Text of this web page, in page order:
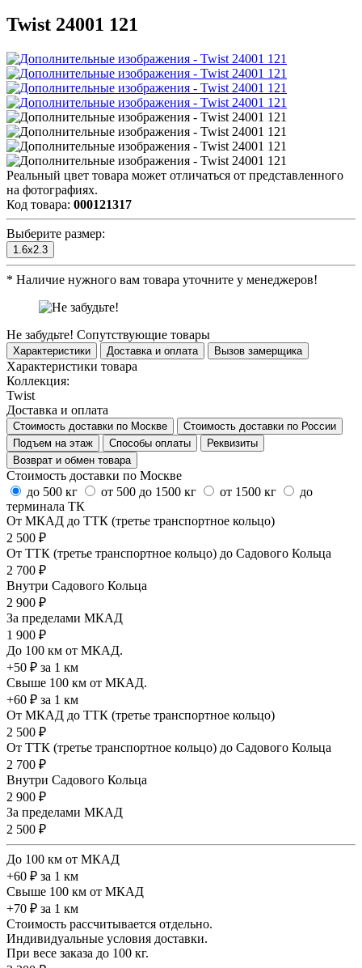
Twist 24001 121
Реальный цвет товара может отличаться от представленного
на фотографиях.
Код товара: 000121317
Выберите размер:
1.6x2.3
* Наличие нужного вам товара уточните у менеджеров!
Не забудьте! Сопутствующие товары
Характеристики Доставка и оплата Вызов замерщика
Характеристики товара
Коллекция:
Twist
Доставка и оплата
Стоимость доставки по Москве
Стоимость доставки по России
Подъем на этаж
Способы оплаты
Реквизиты
Возврат и обмен товара
Стоимость доставки по Москве
до 500 кг
от 500 до 1500 кг от 1500 кг
до
терминала ТК
От МКАД до ТТК (третье транспортное кольцо)
2 500 ₽
От ТТК (третье транспортное кольцо) до Садового Кольца
2 700 ₽
Внутри Садового Кольца
2 900 ₽
За пределами МКАД
1 900 ₽
До 100 км от МКАД.
+50 ₽ за 1 км
Свыше 100 км от МКАД.
+60 ₽ за 1 км
От МКАД до ТТК (третье транспортное кольцо)
2 500 ₽
От ТТК (третье транспортное кольцо) до Садового Кольца
2 700 ₽
Внутри Садового Кольца
2 900 ₽
За пределами МКАД
2 500 ₽
До 100 км от МКАД
+60 ₽ за 1 км
Свыше 100 км от МКАД
+70 ₽ за 1 км
Стоимость рассчитывается отдельно.
Индивидуальные условия доставки.
При весе заказа до 100 кг.